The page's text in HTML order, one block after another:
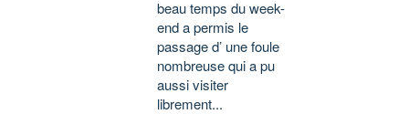
beau temps du week-
end a permis le
passage d’ une foule
nombreuse qui a pu
aussi visiter
librement...